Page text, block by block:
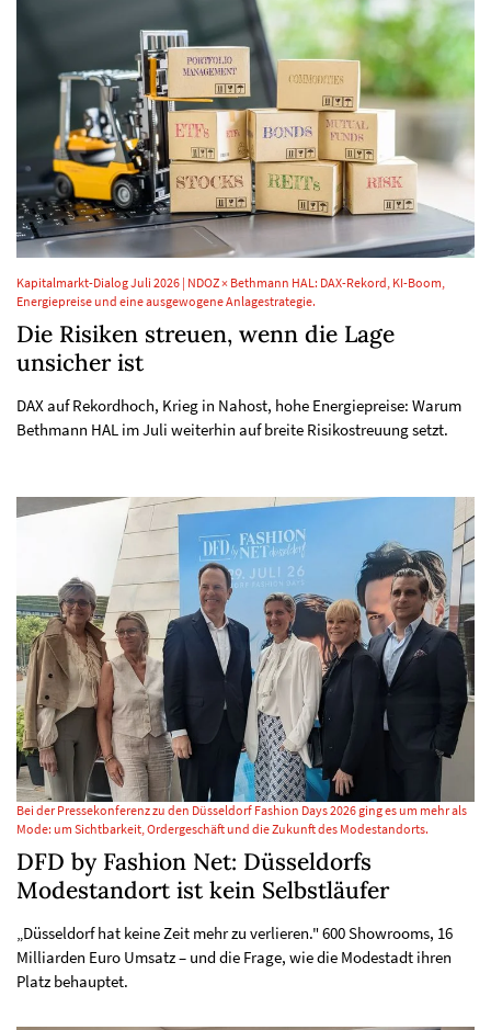
Kapitalmarkt-Dialog Juli 2026 | NDOZ × Bethmann HAL: DAX-Rekord, KI-Boom,
Energiepreise und eine ausgewogene Anlagestrategie.
Die Risiken streuen, wenn die Lage
unsicher ist
DAX auf Rekordhoch, Krieg in Nahost, hohe Energiepreise: Warum
Bethmann HAL im Juli weiterhin auf breite Risikostreuung setzt.
Bei der Pressekonferenz zu den Düsseldorf Fashion Days 2026 ging es um mehr als
Mode: um Sichtbarkeit, Ordergeschäft und die Zukunft des Modestandorts.
DFD by Fashion Net: Düsseldorfs
Modestandort ist kein Selbstläufer
„Düsseldorf hat keine Zeit mehr zu verlieren." 600 Showrooms, 16
Milliarden Euro Umsatz – und die Frage, wie die Modestadt ihren
Platz behauptet.